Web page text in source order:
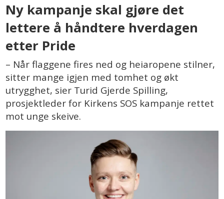
Ny kampanje skal gjøre det
lettere å håndtere hverdagen
etter Pride
– Når flaggene fires ned og heiaropene stilner,
sitter mange igjen med tomhet og økt
utrygghet, sier Turid Gjerde Spilling,
prosjektleder for Kirkens SOS kampanje rettet
mot unge skeive.